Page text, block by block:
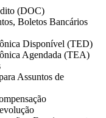
(DOC)
Boletos Bancários
Disponível (TED)
Agendada (TEA)
Assuntos de